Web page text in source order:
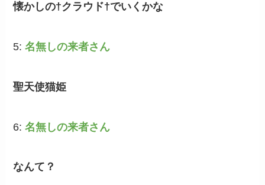
懐かしの†クラウド†でいくかな
5:名無しの来者さん
聖天使猫姫
6:名無しの来者さん
なんて？